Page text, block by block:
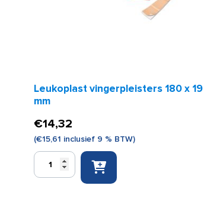
Leukoplast vingerpleisters 180 x 19
mm
€14,32
(€15,61 inclusief 9 % BTW)
Leukoplast
vingerpleisters